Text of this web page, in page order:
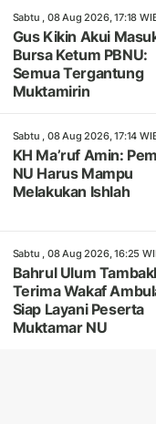
Sabtu , 08 Aug 2026, 17:18
Gus Kikin Akui
Bursa Ketum PBNU:
Semua Tergantung
Muktamirin
Sabtu , 08 Aug 2026, 17:14
KH Ma’ruf Amin:
NU Harus Mampu
Melakukan Ishlah
Sabtu , 08 Aug 2026, 16:25
Bahrul Ulum
Terima Wakaf
Siap Layani Peserta
Muktamar NU